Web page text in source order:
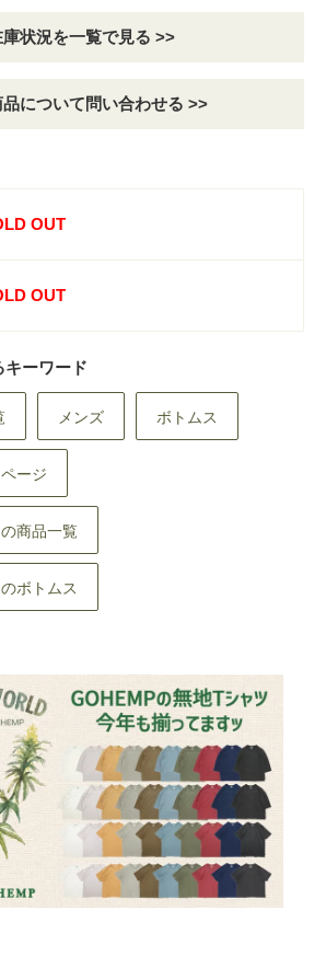
庫状況を一覧で見る >>
品について問い合わせる >>
OUT
OUT
キーワード
メンズ ボトムス
ージ
商品一覧
ボトムス